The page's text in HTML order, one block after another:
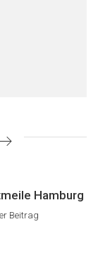
Hamburg
Beitrag